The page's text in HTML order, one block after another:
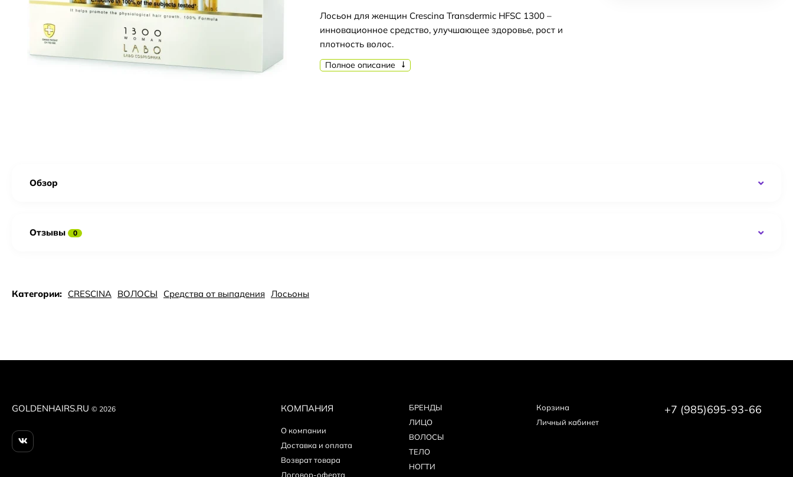
Лосьон для женщин Crescina Transdermic HFSC 1300 –
инновационное средство, улучшающее здоровье, рост и
плотность волос.
Полное описание
Обзор
Отзывы 0
Категории: CRESCINA ВОЛОСЫ Средства от выпадения Лосьоны
GOLDENHAIRS.RU © 2026 КОМПАНИЯ
О компании
Доставка и оплата
Возврат товара
Договор-оферта
БPEНДЫ
ЛИЦО
ВОЛОСЫ
ТЕЛО
НОГТИ
Корзина
Личный кабинет
+7 (985)695-93-66